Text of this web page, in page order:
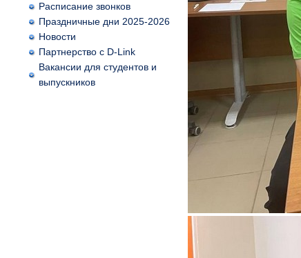
Расписание звонков
Праздничные дни 2025-2026
Новости
Партнерство с D-Link
Вакансии для студентов и
выпускников